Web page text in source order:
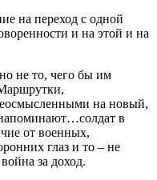
на переход с одной
и на этой и на
не то, чего бы им
на новый,
в
от военных,
глаз и то – не
за доход.